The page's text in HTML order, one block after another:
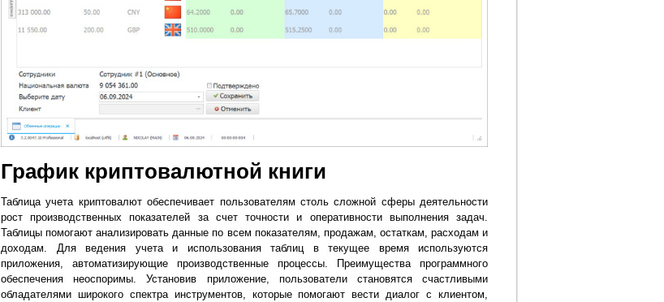
График криптовалютной книги
Таблица учета криптовалют обеспечивает пользователям столь сложной сферы деятельности
рост производственных показателей за счет точности и оперативности выполнения задач.
Таблицы помогают анализировать данные по всем показателям, продажам, остаткам, расходам и
доходам. Для ведения учета и использования таблиц в текущее время используются
приложения, автоматизирующие производственные процессы. Преимущества программного
обеспечения неоспоримы. Установив приложение, пользователи становятся счастливыми
обладателями широкого спектра инструментов, которые помогают вести диалог с клиентом,